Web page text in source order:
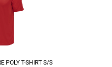
POLY T-SHIRT S/S